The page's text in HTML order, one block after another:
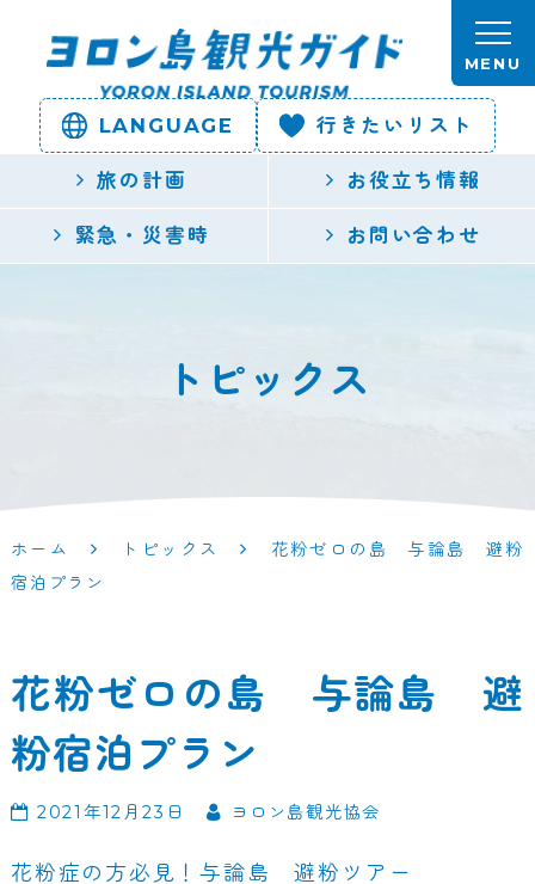
ヨロン島
観光ガイ
ド | 鹿児
端の与論
光サイト
LANGUAGE 行きたいリスト
旅の計画 お役立ち情報
緊急・災害時 お問い合わせ
MENU
トピックス
ホーム トピックス
花粉ゼロの島 与論島 避粉
宿泊プラン
花粉ゼロの島 与論島 避
粉宿泊プラン
2021年12月23日 ヨロン島観光協会
花粉症の方必見！与論島 避粉ツアー